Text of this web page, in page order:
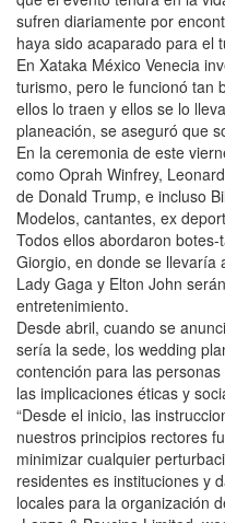
sufren diariamente por
haya sido acaparado para el
En Xataka México Venecia
turismo, pero le funcionó tan
ellos lo traen y ellos se lo
planeación, se aseguró que
En la ceremonia de este
como Oprah Winfrey,
de Donald Trump, e incluso
Modelos, cantantes, ex
Todos ellos abordaron
Giorgio, en donde se llevaría
Lady Gaga y Elton John
entretenimiento.
Desde abril, cuando se
sería la sede, los wedding
contención para las
las implicaciones éticas y
“Desde el inicio, las
nuestros principios rectores
minimizar cualquier
residentes es instituciones y
locales para la organización